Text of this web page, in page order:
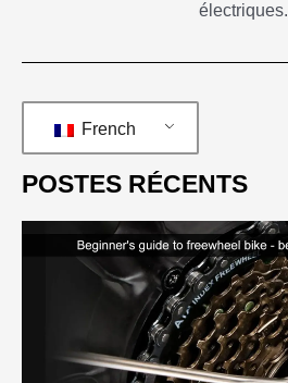
électriques.
French
POSTES RÉCENTS